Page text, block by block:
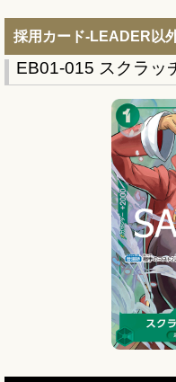
採用カード-LEADER以
EB01-015 スクラッ